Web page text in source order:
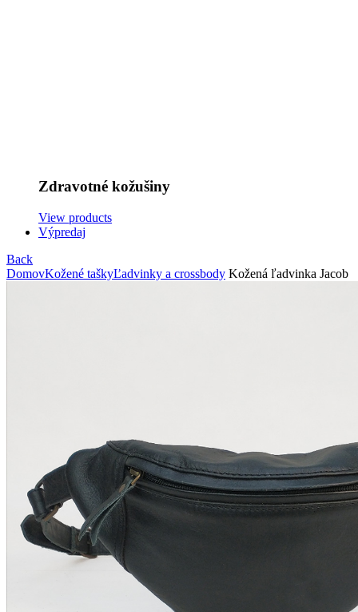
Zdravotné kožušiny
View products
Výpredaj
Back
DomovKožené taškyĽadvinky a crossbody Kožená ľadvinka Jacob